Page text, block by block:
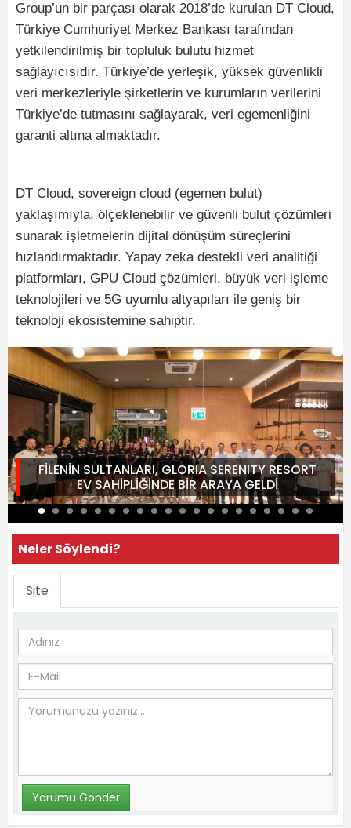
Group’un bir parçası olarak 2018’de kurulan DT Cloud,
Türkiye Cumhuriyet Merkez Bankası tarafından
yetkilendirilmiş bir topluluk bulutu hizmet
sağlayıcısıdır. Türkiye’de yerleşik, yüksek güvenlikli
veri merkezleriyle şirketlerin ve kurumların verilerini
Türkiye’de tutmasını sağlayarak, veri egemenliğini
garanti altına almaktadır.
DT Cloud, sovereign cloud (egemen bulut)
yaklaşımıyla, ölçeklenebilir ve güvenli bulut çözümleri
sunarak işletmelerin dijital dönüşüm süreçlerini
hızlandırmaktadır. Yapay zeka destekli veri analitiği
platformları, GPU Cloud çözümleri, büyük veri işleme
teknolojileri ve 5G uyumlu altyapıları ile geniş bir
teknoloji ekosistemine sahiptir.
FİLENİN SULTANLARI, GLORIA SERENITY RESORT
EV SAHİPLİĞİNDE BİR ARAYA GELDİ
Neler Söylendi?
Site